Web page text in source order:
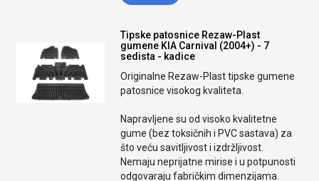
Tipske patosnice Rezaw-Plast
gumene KIA Carnival (2004+) - 7
sedista - kadice
Originalne Rezaw-Plast tipske gumene
patosnice visokog kvaliteta.
Napravljene su od visoko kvalitetne
gume (bez toksičnih i PVC sastava) za
što veću savitljivost i izdržljivost.
Nemaju neprijatne mirise i u potpunosti
odgovaraju fabričkim dimenzijama.